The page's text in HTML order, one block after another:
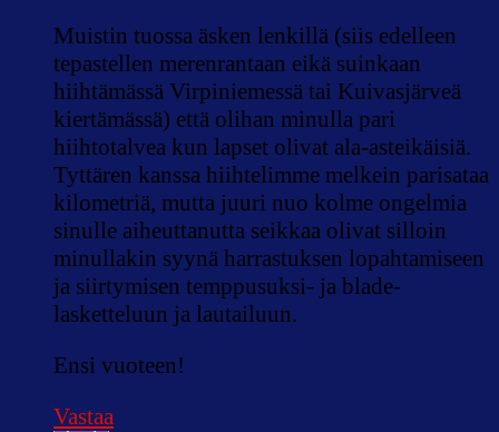
Muistin tuossa äsken lenkillä (siis edelleen
tepastellen merenrantaan eikä suinkaan
hiihtämässä Virpiniemessä tai Kuivasjärveä
kiertämässä) että olihan minulla pari
hiihtotalvea kun lapset olivat ala-asteikäisiä.
Tyttären kanssa hiihtelimme melkein parisataa
kilometriä, mutta juuri nuo kolme ongelmia
sinulle aiheuttanutta seikkaa olivat silloin
minullakin syynä harrastuksen lopahtamiseen
ja siirtymisen temppusuksi- ja blade-
lasketteluun ja lautailuun.
Ensi vuoteen!
Vastaa